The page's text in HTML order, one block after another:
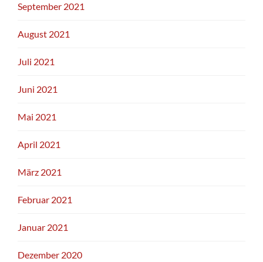
September 2021
August 2021
Juli 2021
Juni 2021
Mai 2021
April 2021
März 2021
Februar 2021
Januar 2021
Dezember 2020